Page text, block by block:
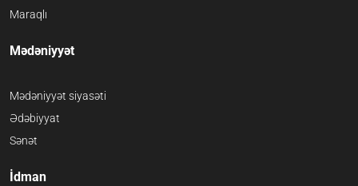
Maraqlı
Mədəniyyət
Mədəniyyət siyasəti
Ədəbiyyat
Sənət
İdman